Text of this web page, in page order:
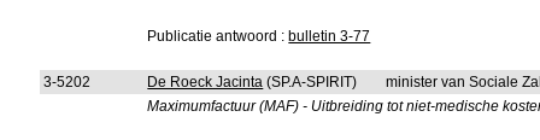
Publicatie antwoord : bulletin 3-77
3-5202 De Roeck Jacinta (SP.A-SPIRIT)
minister van Sociale
Maximumfactuur (MAF) - Uitbreiding tot niet-medische